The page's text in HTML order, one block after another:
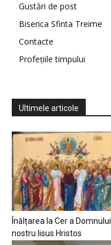
Gustări de post
Biserica Sfinta Treime
Contacte
Profețiile timpului
Ultimele articole
Înălțarea la Cer a Domnului
nostru Iisus Hristos